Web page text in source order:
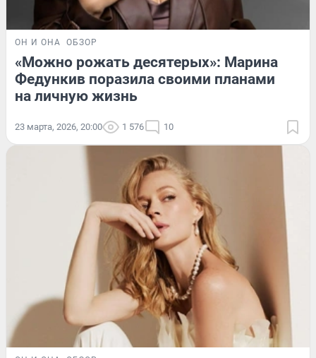
ОН И ОНА ОБЗОР
«Можно рожать десятерых»: Марина
Федункив поразила своими планами
на личную жизнь
23 марта, 2026, 20:00 1 576 10